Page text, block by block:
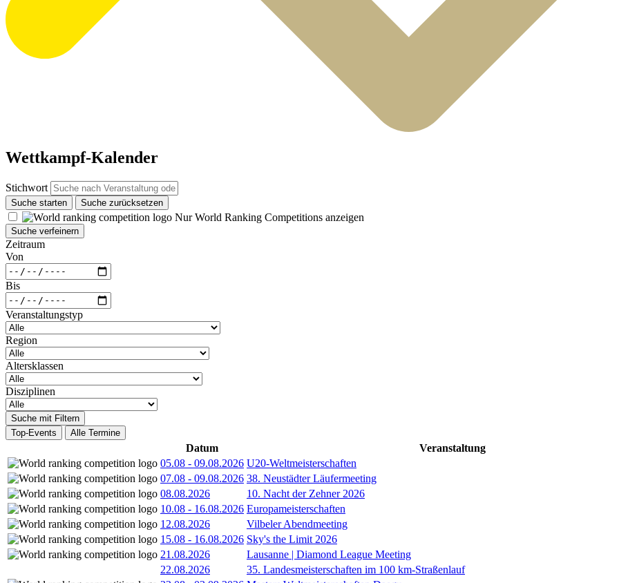
Wettkampf-Kalender
Stichwort
Suche starten Suche zurücksetzen
Nur World Ranking Competitions anzeigen
Suche verfeinern
Zeitraum
Von
Bis
Veranstaltungstyp
Region
Altersklassen
Disziplinen
Suche mit Filtern
Top-Events
Alle Termine
Datum Veranstaltung
05.08 - 09.08.2026 U20-Weltmeisterschaften
07.08 - 09.08.2026 38. Neustädter Läufermeeting
08.08.2026
10. Nacht der Zehner 2026
10.08 - 16.08.2026 Europameisterschaften
12.08.2026
Vilbeler Abendmeeting
15.08 - 16.08.2026 Sky's the Limit 2026
21.08.2026
Lausanne | Diamond League Meeting
22.08.2026
35. Landesmeisterschaften im 100 km-Straßenlauf